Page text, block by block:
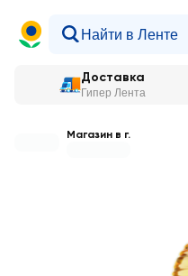
Доставка
Гипер Лента
Магазин в г.